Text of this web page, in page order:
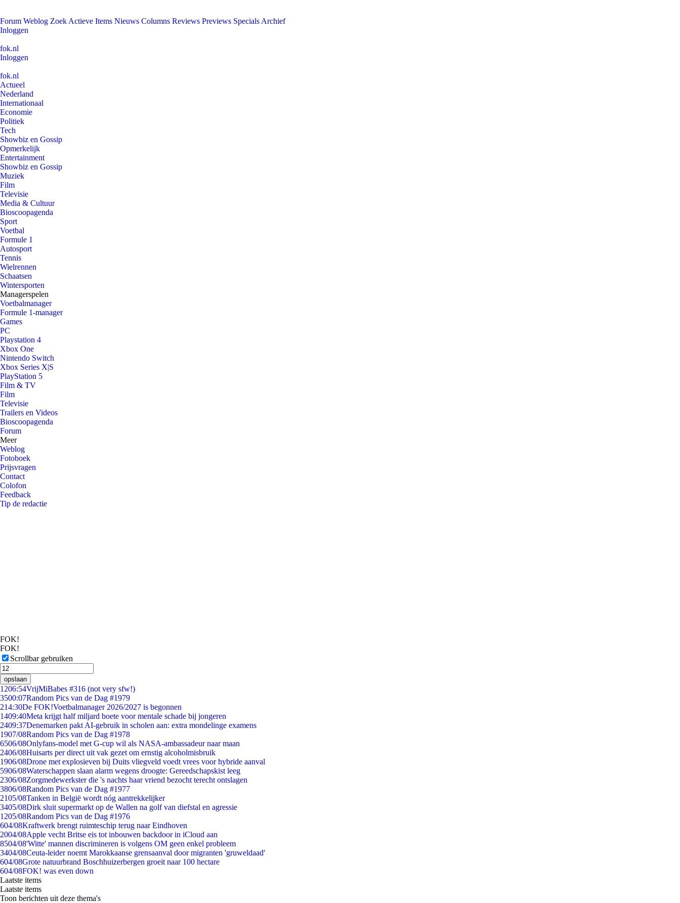
Forum Weblog Zoek Actieve Items Nieuws Columns Reviews Previews Specials Archief
Inloggen
fok.nl
Inloggen
fok.nl
Actueel
Nederland
Internationaal
Economie
Politiek
Tech
Showbiz en Gossip
Opmerkelijk
Entertainment
Showbiz en Gossip
Muziek
Film
Televisie
Media & Cultuur
Bioscoopagenda
Sport
Voetbal
Formule 1
Autosport
Tennis
Wielrennen
Schaatsen
Wintersporten
Managerspelen
Voetbalmanager
Formule 1-manager
Games
PC
Playstation 4
Xbox One
Nintendo Switch
Xbox Series X|S
PlayStation 5
Film & TV
Film
Televisie
Trailers en Videos
Bioscoopagenda
Forum
Meer
Weblog
Fotoboek
Prijsvragen
Contact
Colofon
Feedback
Tip de redactie
FOK!
FOK!
Scrollbar gebruiken
opslaan
1206:54VrijMiBabes #316 (not very sfw!)
3500:07Random Pics van de Dag #1979
214:30De FOK!Voetbalmanager 2026/2027 is begonnen
1409:40Meta krijgt half miljard boete voor mentale schade bij jongeren
2409:37Denemarken pakt AI-gebruik in scholen aan: extra mondelinge examens
1907/08Random Pics van de Dag #1978
6506/08Onlyfans-model met G-cup wil als NASA-ambassadeur naar maan
2406/08Huisarts per direct uit vak gezet om ernstig alcoholmisbruik
1906/08Drone met explosieven bij Duits vliegveld voedt vrees voor hybride aanval
5906/08Waterschappen slaan alarm wegens droogte: Gereedschapskist leeg
2306/08Zorgmedewerkster die 's nachts haar vriend bezocht terecht ontslagen
3806/08Random Pics van de Dag #1977
2105/08Tanken in België wordt nóg aantrekkelijker
3405/08Dirk sluit supermarkt op de Wallen na golf van diefstal en agressie
1205/08Random Pics van de Dag #1976
604/08Kraftwerk brengt ruimteschip terug naar Eindhoven
2004/08Apple vecht Britse eis tot inbouwen backdoor in iCloud aan
8504/08'Witte' mannen discrimineren is volgens OM geen enkel probleem
3404/08Ceuta-leider noemt Marokkaanse grensaanval door migranten 'gruweldaad'
604/08Grote natuurbrand Boschhuizerbergen groeit naar 100 hectare
604/08FOK! was even down
Laatste items
Laatste items
Toon berichten uit deze thema's